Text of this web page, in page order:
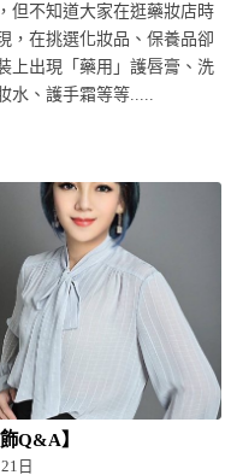
但不知道大家在逛藥妝店時
，在挑選化妝品、保養品卻
上出現「藥用」護唇膏、洗
水、護手霜等等.....
Q&A】
日